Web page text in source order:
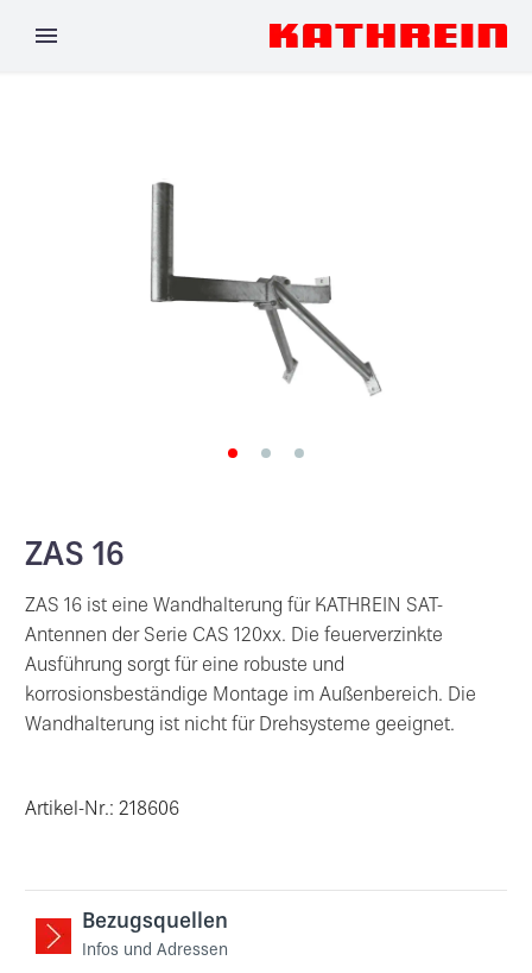
ZAS 16
ZAS 16 ist eine Wandhalterung für KATHREIN SAT-
Antennen der Serie CAS 120xx. Die feuerverzinkte
Ausführung sorgt für eine robuste und
korrosionsbeständige Montage im Außenbereich. Die
Wandhalterung ist nicht für Drehsysteme geeignet.
Artikel-Nr.: 218606
Bezugsquellen
Infos und Adressen